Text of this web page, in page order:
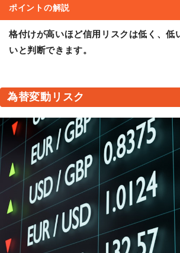
ポイントの解説
格付けが高いほど信用リスクは低く、低
いと判断できます。
為替変動リスク